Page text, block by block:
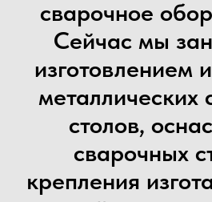
сварочное
Сейчас мы
изготовлением
металлических
столов,
сварочных
крепления